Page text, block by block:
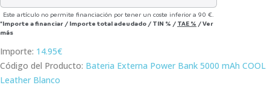
Este artículo no permite financiación por tener un coste inferior a 90 €.
*Importe a financiar / Importe total adeudado / TIN % / TAE % /Ver
más
Importe: 14.95€
Código del Producto: Bateria Externa Power Bank 5000 mAh COOL
Leather Blanco